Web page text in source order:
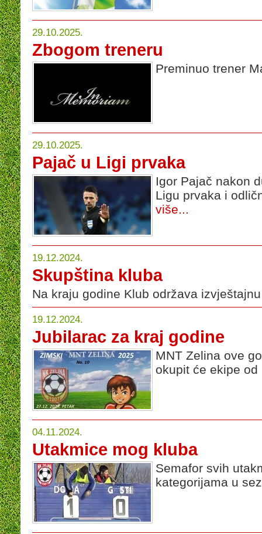
29.10.2025.
Zbogom treneru
Preminuo trener
29.10.2025.
Pajač u Ligi prvaka
Igor Pajač nakon
Ligu prvaka i
više...
19.12.2024.
Skupština kluba
Na kraju godine Klub održava
19.12.2024.
Jubilarac za kraj godine
MNT Zelina ove
okupit će ekipe
04.11.2024.
Utakmice mog kluba
Semafor svih
kategorijama u